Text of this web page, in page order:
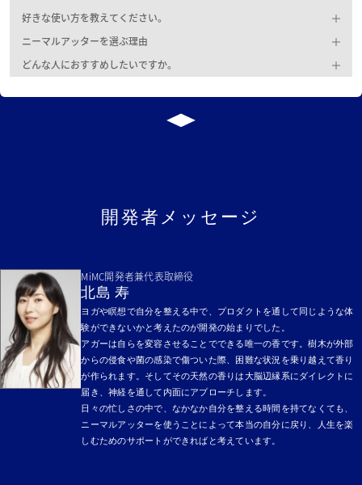
好きな使い方を教えてください。
ニーマルアッターを選ぶ理由
どんな人におすすめしたいですか。
開発者メッセージ
MiMC開発者兼代表取締役
北島 寿
ヨガや瞑想で自分を整える中で、プロダクトを通して同じような体
験ができないかと考えたのが開発の始まりでした。
アガーは自らを変容させることでできる唯一の香です。樹木が外部
からの侵食や菌の感染で傷ついた際、困難な状況を乗り越えて香り
が作られます。そしてその天然の香りは大脳辺縁系にダイレクトに
届き、神経を通して内面にアプローチします。
日々の忙しさの中で、なかなか自分を整える時間を持てなくても、
ニーマルアッターを使うことによって本当の自分に戻り、人生を楽
しむためのサポートができればと考えています。